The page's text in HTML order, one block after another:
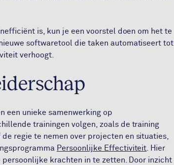
is, kun je een voorstel doen om het te
softwaretool die taken automatiseert tot
verhoogt.
een unieke samenwerking op
trainingen volgen, zoals de training
regie te nemen over projecten en situaties,
Persoonlijke Effectiviteit . Hier
krachten in te zetten. Door inzicht